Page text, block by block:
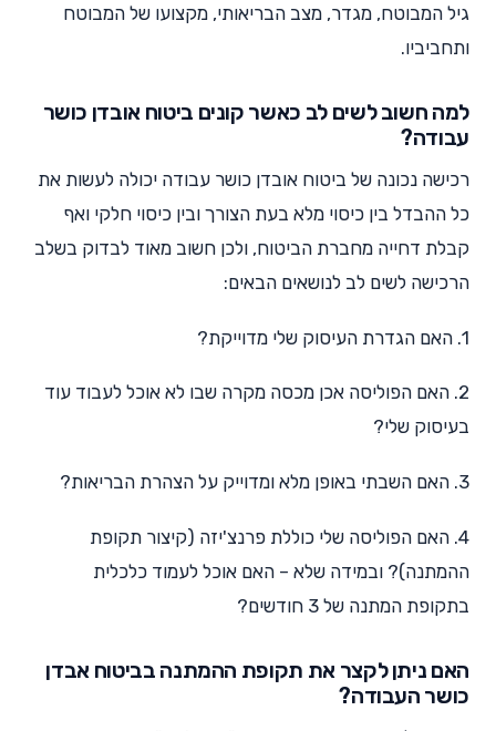
גיל המבוטח, מגדר, מצב הבריאותי, מקצועו של המבוטח
ותחביביו.
למה חשוב לשים לב כאשר קונים ביטוח אובדן כושר
עבודה?
רכישה נכונה של ביטוח אובדן כושר עבודה יכולה לעשות את
כל ההבדל בין כיסוי מלא בעת הצורך ובין כיסוי חלקי ואף
קבלת דחייה מחברת הביטוח, ולכן חשוב מאוד לבדוק בשלב
הרכישה לשים לב לנושאים הבאים:
1. האם הגדרת העיסוק שלי מדוייקת?
2. האם הפוליסה אכן מכסה מקרה שבו לא אוכל לעבוד עוד
בעיסוק שלי?
3. האם השבתי באופן מלא ומדוייק על הצהרת הבריאות?
4. האם הפוליסה שלי כוללת פרנצ'יזה (קיצור תקופת
ההמתנה)? ובמידה שלא – האם אוכל לעמוד כלכלית
בתקופת המתנה של 3 חודשים?
האם ניתן לקצר את תקופת ההמתנה בביטוח אבדן
כושר העבודה?